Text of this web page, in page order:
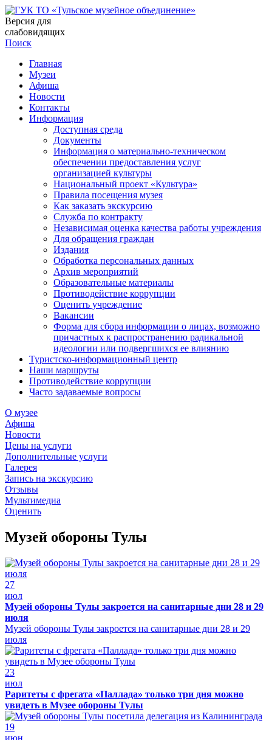
Версия для
слабовидящих
Поиск
Главная
Музеи
Афиша
Новости
Контакты
Информация
Доступная среда
Документы
Информация о материально-техническом
обеспечении предоставления услуг
организацией культуры
Национальный проект «Культура»
Правила посещения музея
Как заказать экскурсию
Служба по контракту
Независимая оценка качества работы учреждения
Для обращения граждан
Издания
Обработка персональных данных
Архив мероприятий
Образовательные материалы
Противодействие коррупции
Оценить учреждение
Вакансии
Форма для сбора информации о лицах, возможно
причастных к распространению радикальной
идеологии или подвергшихся ее влиянию
Туристско-информационный центр
Наши маршруты
Противодействие коррупции
Часто задаваемые вопросы
О музее
Афиша
Новости
Цены на услуги
Дополнительные услуги
Галерея
Запись на экскурсию
Отзывы
Мультимедиа
Оценить
Музей обороны Тулы
27
июл
Музей обороны Тулы закроется на санитарные дни 28 и 29
июля
Музей обороны Тулы закроется на санитарные дни 28 и 29
июля
23
июл
Раритеты с фрегата «Паллада» только три дня можно
увидеть в Музее обороны Тулы
19
июн